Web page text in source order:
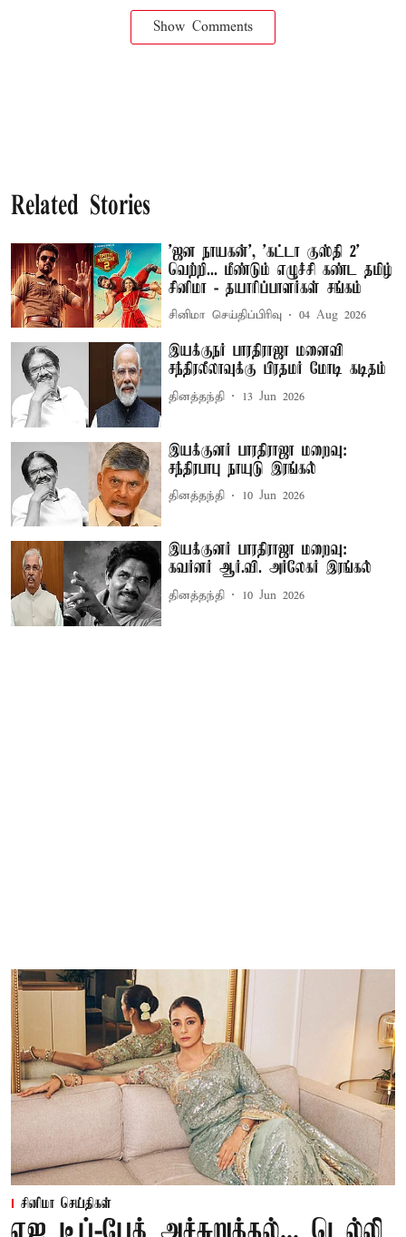
Show Comments
Related Stories
'ஜன நாயகன்', 'கட்டா குஸ்தி 2'
வெற்றி... மீண்டும் எழுச்சி கண்ட தமிழ்
சினிமா - தயாரிப்பாளர்கள் சங்கம்
சினிமா செய்திப்பிரிவு 04 Aug 2026
இயக்குநர் பாரதிராஜா மனைவி
சந்திரலீலாவுக்கு பிரதமர் மோடி கடிதம்
தினத்தந்தி 13 Jun 2026
இயக்குனர் பாரதிராஜா மறைவு:
சந்திரபாபு நாயுடு இரங்கல்
தினத்தந்தி 10 Jun 2026
இயக்குனர் பாரதிராஜா மறைவு:
கவர்னர் ஆர்.வி. அர்லேகர் இரங்கல்
தினத்தந்தி 10 Jun 2026
சினிமா செய்திகள்